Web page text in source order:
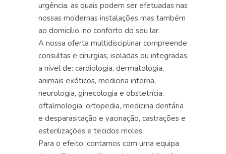
urgência, as quais podem ser efetuadas nas
nossas modernas instalaçõesmas também
ao domicílio, no conforto do seu lar.
A nossa oferta multidisciplinar compreende
consultas e cirurgias, isoladas ou integradas,
a nível de: cardiologia, dermatologia,
animais exóticos, medicina interna,
neurologia, ginecologia e obstetrícia,
oftalmologia, ortopedia, medicina dentária
e desparasitação e vacinação, castrações e
esterilizaçõese tecidos moles.
Para o efeito, contamos com uma equipa